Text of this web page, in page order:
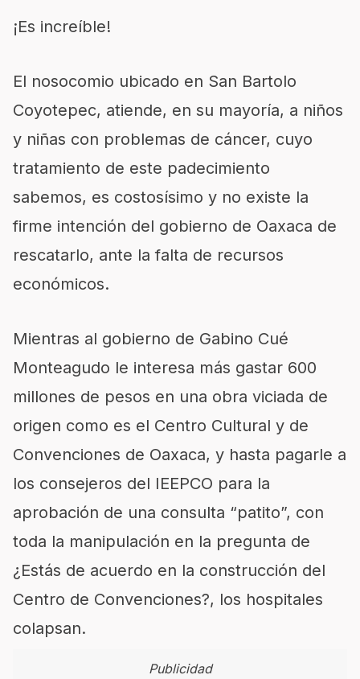
¡Es increíble!
El nosocomio ubicado en San Bartolo
Coyotepec, atiende, en su mayoría, a niños
y niñas con problemas de cáncer, cuyo
tratamiento de este padecimiento
sabemos, es costosísimo y no existe la
firme intención del gobierno de Oaxaca de
rescatarlo, ante la falta de recursos
económicos.
Mientras al gobierno de Gabino Cué
Monteagudo le interesa más gastar 600
millones de pesos en una obra viciada de
origen como es el Centro Cultural y de
Convenciones de Oaxaca, y hasta pagarle a
los consejeros del IEEPCO para la
aprobación de una consulta “patito”, con
toda la manipulación en la pregunta de
¿Estás de acuerdo en la construcción del
Centro de Convenciones?, los hospitales
colapsan.
Publicidad